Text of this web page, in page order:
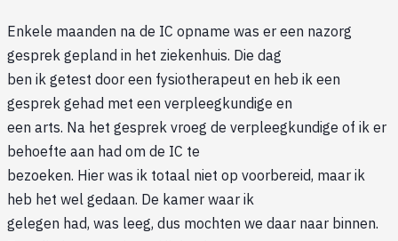
Enkele maanden na de IC opname was er een nazorg
gesprek gepland in het ziekenhuis. Die dag
ben ik getest door een fysiotherapeut en heb ik een
gesprek gehad met een verpleegkundige en
een arts. Na het gesprek vroeg de verpleegkundige of ik er
behoefte aan had om de IC te
bezoeken. Hier was ik totaal niet op voorbereid, maar ik
heb het wel gedaan. De kamer waar ik
gelegen had, was leeg, dus mochten we daar naar binnen.